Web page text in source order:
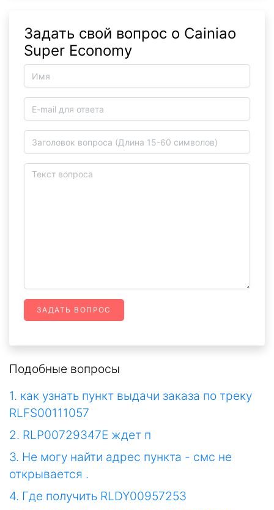
Задать свой вопрос о Cainiao
Super Economy
ЗАДАТЬ ВОПРОС
Подобные вопросы
1. как узнать пункт выдачи заказа по треку
RLFS00111057
2. RLP00729347E ждет п
3. Не могу найти адрес пункта - смс не
открывается .
4. Где получить RLDY00957253